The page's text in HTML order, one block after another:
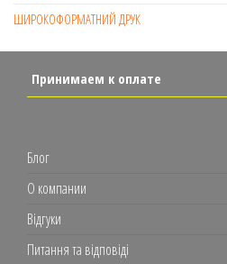
ШИРОКОФОРМАТНИЙ ДРУК
Принимаем к оплате
Блог
О компании
Відгуки
Питання та відповіді